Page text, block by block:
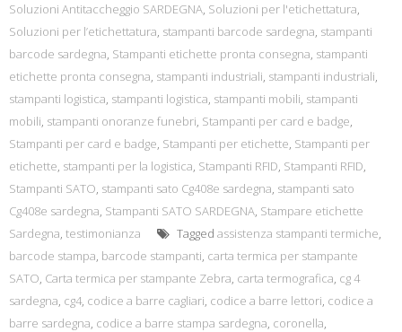
Soluzioni Antitaccheggio SARDEGNA, Soluzioni per l'etichettatura,
Soluzioni per l’etichettatura, stampanti barcode sardegna, stampanti
barcode sardegna, Stampanti etichette pronta consegna, stampanti
etichette pronta consegna, stampanti industriali, stampanti industriali,
stampanti logistica, stampanti logistica, stampanti mobili, stampanti
mobili, stampanti onoranze funebri, Stampanti per card e badge,
Stampanti per card e badge, Stampanti per etichette, Stampanti per
etichette, stampanti per la logistica, Stampanti RFID, Stampanti RFID,
Stampanti SATO, stampanti sato Cg408e sardegna, stampanti sato
Cg408e sardegna, Stampanti SATO SARDEGNA, Stampare etichette
Sardegna, testimonianza Tagged assistenza stampanti termiche,
barcode stampa, barcode stampanti, carta termica per stampante
SATO, Carta termica per stampante Zebra, carta termografica, cg 4
sardegna, cg4, codice a barre cagliari, codice a barre lettori, codice a
barre sardegna, codice a barre stampa sardegna, coronella,